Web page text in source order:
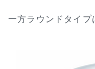
一方ラウンドタイプ